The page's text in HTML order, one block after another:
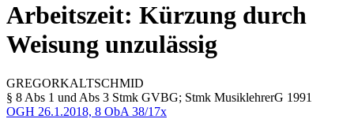
Arbeitszeit: Kürzung durch
Weisung unzulässig
GREGORKALTSCHMID
§ 8 Abs 1 und Abs 3 Stmk GVBG; Stmk MusiklehrerG 1991
OGH 26.1.2018, 8 ObA 38/17x